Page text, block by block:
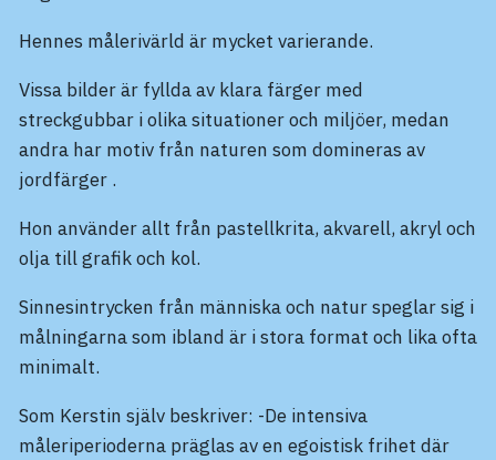
Hennes målerivärld är mycket varierande.
Vissa bilder är fyllda av klara färger med
streckgubbar i olika situationer och miljöer, medan
andra har motiv från naturen som domineras av
jordfärger .
Hon använder allt från pastellkrita, akvarell, akryl och
olja till grafik och kol.
Sinnesintrycken från människa och natur speglar sig i
målningarna som ibland är i stora format och lika ofta
minimalt.
Som Kerstin själv beskriver: -De intensiva
måleriperioderna präglas av en egoistisk frihet där